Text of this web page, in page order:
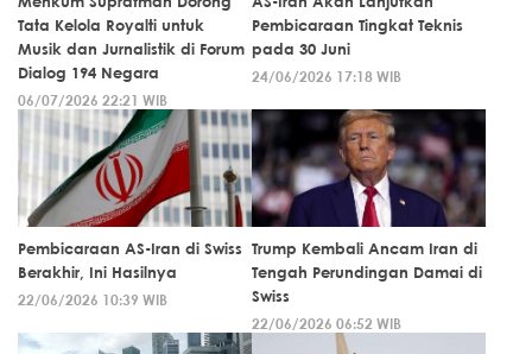
Tata Kelola Royalti untuk
Musik dan Jurnalistik di Forum
Dialog 194 Negara
06/07/2026 22:21 WIB
Pembicaraan Tingkat Teknis
pada 30 Juni
24/06/2026 17:18 WIB
Pembicaraan AS-Iran di Swiss
Berakhir, Ini Hasilnya
22/06/2026 10:39 WIB
Trump Kembali Ancam Iran di
Tengah Perundingan Damai di
Swiss
22/06/2026 06:52 WIB